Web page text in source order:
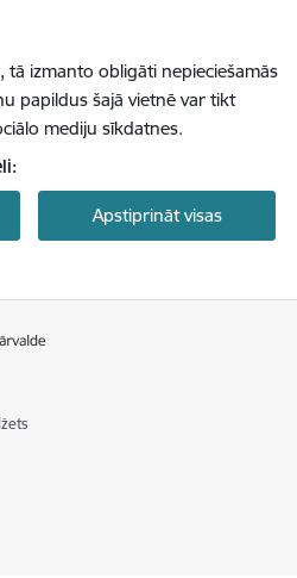
tā izmanto obligāti nepieciešamās
papildus šajā vietnē var tikt
mediju sīkdatnes.
Apstiprināt visas